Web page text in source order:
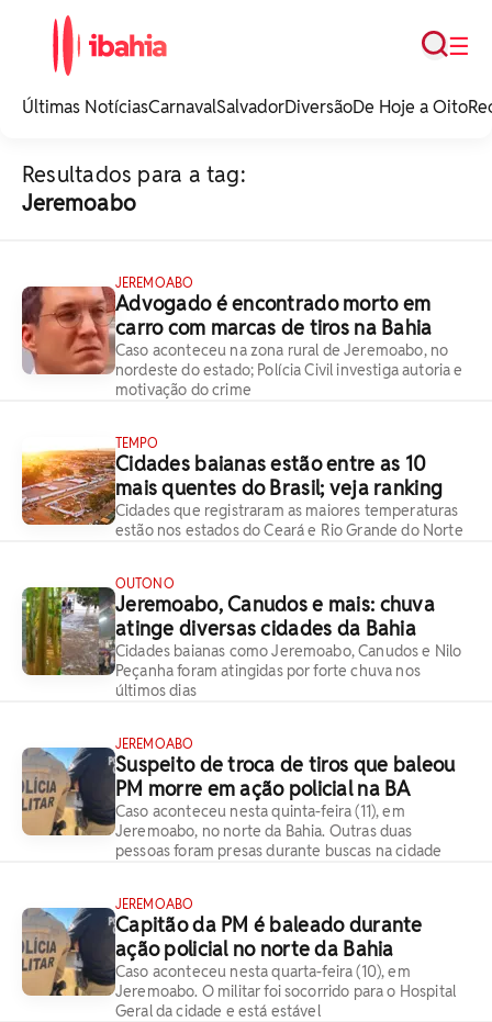
noticias e
☰
Busca
Últimas NotíciasCarnavalSalvadorDiversãoDe Hoje a Oito
Resultados para a tag:
Jeremoabo
JEREMOABO
Advogado é encontrado morto em
carro com marcas de tiros na Bahia
Caso aconteceu na zona rural de Jeremoabo, no
nordeste do estado; Polícia Civil investiga autoria e
motivação do crime
TEMPO
Cidades baianas estão entre as 10
mais quentes do Brasil; veja ranking
Cidades que registraram as maiores temperaturas
estão nos estados do Ceará e Rio Grande do Norte
OUTONO
Jeremoabo, Canudos e mais: chuva
atinge diversas cidades da Bahia
Cidades baianas como Jeremoabo, Canudos e Nilo
Peçanha foram atingidas por forte chuva nos
últimos dias
JEREMOABO
Suspeito de troca de tiros que baleou
PM morre em ação policial na BA
Caso aconteceu nesta quinta-feira (11), em
Jeremoabo, no norte da Bahia. Outras duas
pessoas foram presas durante buscas na cidade
JEREMOABO
Capitão da PM é baleado durante
ação policial no norte da Bahia
Caso aconteceu nesta quarta-feira (10), em
Jeremoabo. O militar foi socorrido para o Hospital
Geral da cidade e está estável